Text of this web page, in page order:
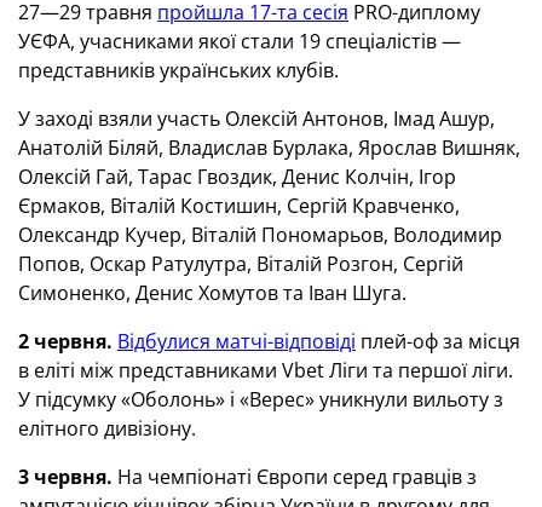
27—29 травня пройшла 17-та сесія PRO-диплому
УЄФА, учасниками якої стали 19 спеціалістів —
представників українських клубів.
У заході взяли участь Олексій Антонов, Імад Ашур,
Анатолій Біляй, Владислав Бурлака, Ярослав Вишняк,
Олексій Гай, Тарас Гвоздик, Денис Колчін, Ігор
Єрмаков, Віталій Костишин, Сергій Кравченко,
Олександр Кучер, Віталій Пономарьов, Володимир
Попов, Оскар Ратулутра, Віталій Розгон, Сергій
Симоненко, Денис Хомутов та Іван Шуга.
2 червня. Відбулися матчі-відповіді плей-оф за місця
в еліті між представниками Vbet Ліги та першої ліги.
У підсумку «Оболонь» і «Верес» уникнули вильоту з
елітного дивізіону.
3 червня. На чемпіонаті Європи серед гравців з